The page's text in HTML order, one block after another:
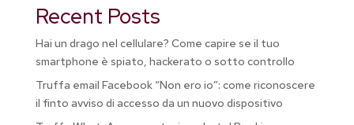
Recent Posts
Hai un drago nel cellulare? Come capire se il tuo
smartphone è spiato, hackerato o sotto controllo
Truffa email Facebook “Non ero io”: come riconoscere
il finto avviso di accesso da un nuovo dispositivo